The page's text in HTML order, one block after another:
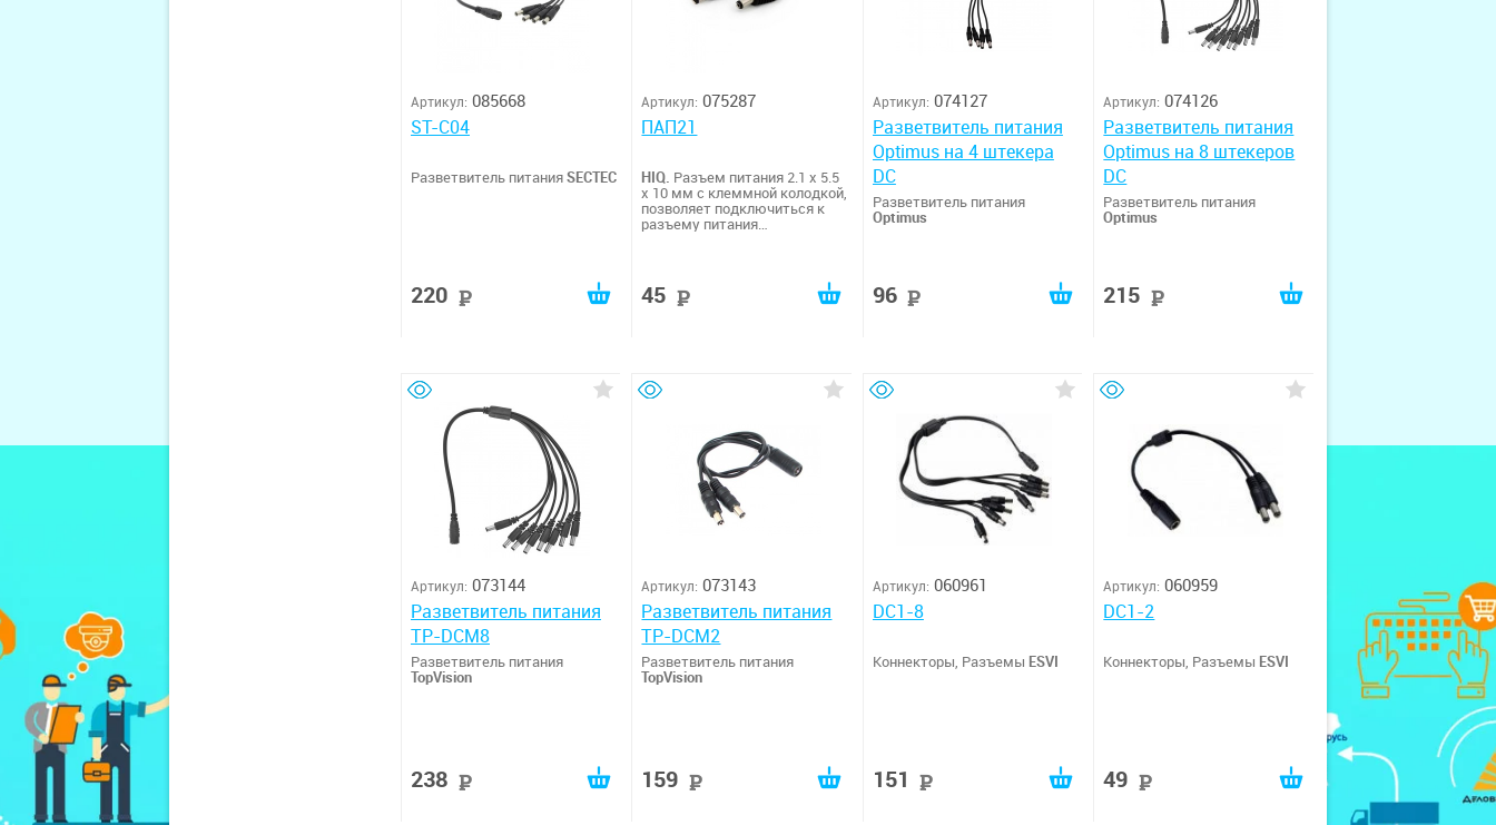
Артикул: 085668
ST-C04
Разветвитель питанияSECTEC
220
Артикул: 075287
ПАП21
HIQ. Разъем питания 2.1 х 5.5
x 10 мм с клеммной колодкой,
позволяет подключиться к
разъему питания
45
Артикул: 074127
Разветвитель питания
Optimus на 4 штекера
DC
Разветвитель питания
Optimus
96
Артикул: 074126
Разветвитель питания
Optimus на 8 штекеров
DC
Разветвитель питания
Optimus
215
Артикул: 073144
Разветвитель питания
TP-DCM8
Разветвитель питания
TopVision
238
Артикул: 073143
Разветвитель питания
TP-DCM2
Разветвитель питания
TopVision
159
Артикул: 060961
DC1-8
Коннекторы, Разъемы ESVI
151
Артикул: 060959
DC1-2
Коннекторы, Разъемы ESVI
49